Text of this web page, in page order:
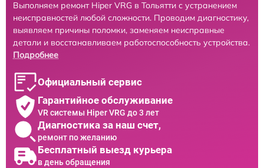
Выполняем ремонт Hiper VRG в Тольятти с устранением
неисправностей любой сложности. Проводим диагностику,
выявляем причины поломки, заменяем неисправные
детали и восстанавливаем работоспособность устройства.
Подробнее
Официальный сервис
Гарантийное обслуживание
VR системы Hiper VRG до 3 лет
Диагностика за наш счет,
ремонт по желанию
Бесплатный выезд курьера
в день обращения